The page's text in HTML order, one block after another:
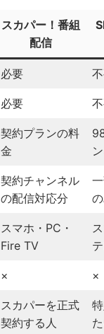
スカパー！番組
配信
必要
必要
契約プランの料
金
契約チャンネル
の配信対応分
スマホ・PC・
Fire TV
× ×
スカパーを正式
契約する人